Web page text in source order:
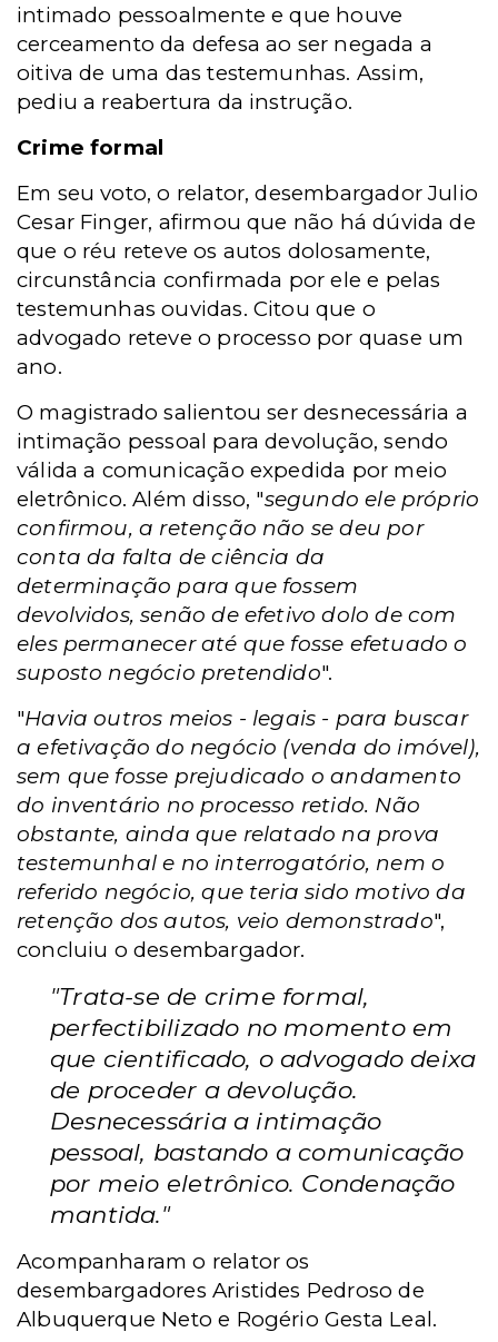
intimado pessoalmente e que houve
cerceamento da defesa ao ser negada a
oitiva de uma das testemunhas. Assim,
pediu a reabertura da instrução.
Crime formal
Em seu voto, o relator, desembargador Julio
Cesar Finger, afirmou que não há dúvida de
que o réu reteve os autos dolosamente,
circunstância confirmada por ele e pelas
testemunhas ouvidas. Citou que o
advogado reteve o processo por quase um
ano.
O magistrado salientou ser desnecessária a
intimação pessoal para devolução, sendo
válida a comunicação expedida por meio
eletrônico. Além disso, "segundo ele próprio
confirmou, a retenção não se deu por
conta da falta de ciência da
determinação para que fossem
devolvidos, senão de efetivo dolo de com
eles permanecer até que fosse efetuado o
suposto negócio pretendido".
"Havia outros meios - legais - para buscar
a efetivação do negócio (venda do imóvel),
sem que fosse prejudicado o andamento
do inventário no processo retido. Não
obstante, ainda que relatado na prova
testemunhal e no interrogatório, nem o
referido negócio, que teria sido motivo da
retenção dos autos, veio demonstrado",
concluiu o desembargador.
"Trata-se de crime formal,
perfectibilizado no momento em
que cientificado, o advogado deixa
de proceder a devolução.
Desnecessária a intimação
pessoal, bastando a comunicação
por meio eletrônico. Condenação
mantida."
Acompanharam o relator os
desembargadores Aristides Pedroso de
Albuquerque Neto e Rogério Gesta Leal.